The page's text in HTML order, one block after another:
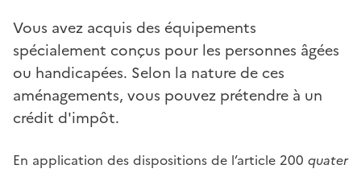
Vous avez acquis des équipements
spécialement conçus pour les personnes âgées
ou handicapées. Selon la nature de ces
aménagements, vous pouvez prétendre à un
crédit d'impôt.
En application des dispositions de l’article 200 quater